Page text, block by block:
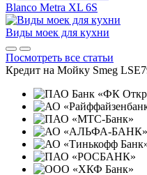
Blanco Metra XL 6S
Виды моек для кухни
Посмотреть все статьи
Кредит на Мойку Smeg